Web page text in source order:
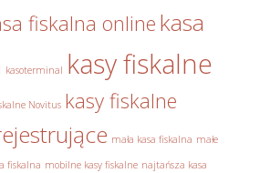
fiskalna online kasa
kasoterminal kasy fiskalne
Novitus kasy fiskalne
mała kasa fiskalna małe
fiskalna mobilne kasy fiskalne najtańsza kasa